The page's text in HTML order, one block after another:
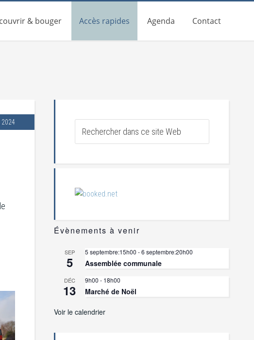
& bouger Accès rapides Agenda Contact
2024
Évènements à venir
SEP
5
5 septembre:15h00 -6 septembre:20h00
Assemblée communale
DÉC
13
9h00 - 18h00
Marché de Noël
Voir le calendrier